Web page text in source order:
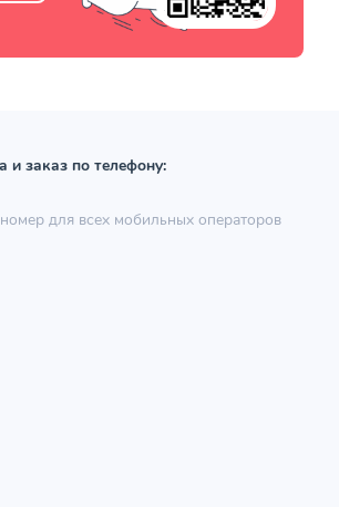
и заказ по телефону:
для всех мобильных операторов